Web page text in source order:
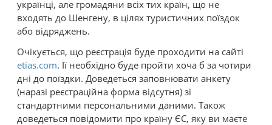
українці, але громадяни всіх тих країн, що не
входять до Шенгену, в цілях туристичних поїздок
або відряджень.
Очікується, що реєстрація буде проходити на сайті
etias.com. Її необхідно буде пройти хоча б за чотири
дні до поїздки. Доведеться заповнювати анкету
(наразі реєстраційна форма відсутня) зі
стандартними персональними даними. Також
доведеться повідомити про країну ЄС, яку ви маєте